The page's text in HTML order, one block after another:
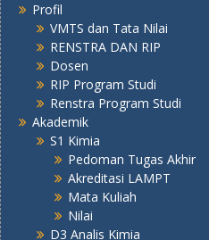
Profil
VMTS dan Tata Nilai
RENSTRA DAN RIP
Dosen
RIP Program Studi
Renstra Program Studi
Akademik
S1 Kimia
Pedoman Tugas Akhir
Akreditasi LAMPT
Mata Kuliah
Nilai
D3 Analis Kimia